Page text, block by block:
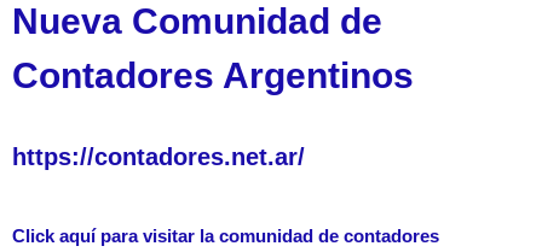
Nueva Comunidad de
Contadores Argentinos
https://contadores.net.ar/
Click aquí para visitar la comunidad de contadores